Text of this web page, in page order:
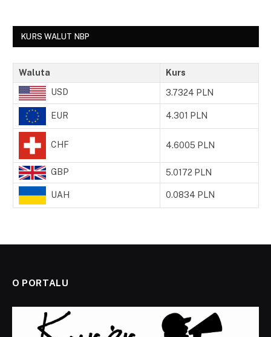
KURS WALUT NBP
Waluta Kurs
USD 3.7324 PLN
EUR 4.301 PLN
CHF 4.6005 PLN
GBP 5.0172 PLN
UAH 0.0834 PLN
O PORTALU